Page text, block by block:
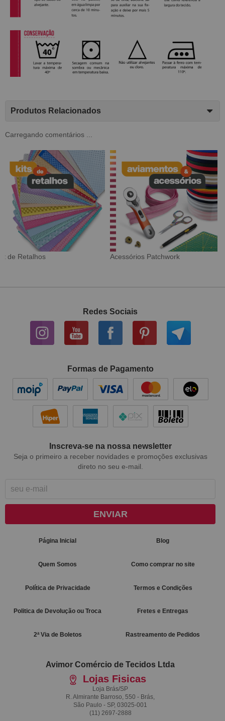
Produtos Relacionados
Carregando comentários ...
Tecido Digital Sarja Impermeável
Redes Sociais
Formas de Pagamento
Inscreva-se na nossa newsletter
Seja o primeiro a receber novidades e promoções exclusivas
direto no seu e-mail.
ENVIAR
Página Inicial Blog
Quem Somos Como comprar no site
Política de Privacidade Termos e Condições
Politica de Devolução ou Troca Fretes e Entregas
2ª Via de Boletos Rastreamento de Pedidos
Avimor Comércio de Tecidos Ltda
Lojas Fisicas
Loja Brás/SP
R. Almirante Barroso, 550 - Brás,
São Paulo - SP, 03025-001
(11) 2697-2888